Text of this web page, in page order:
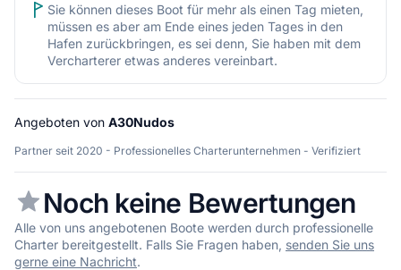
Sie können dieses Boot für mehr als einen Tag mieten,
müssen es aber am Ende eines jeden Tages in den
Hafen zurückbringen, es sei denn, Sie haben mit dem
Vercharterer etwas anderes vereinbart.
Angeboten von A30Nudos
Partner seit 2020 - Professionelles Charterunternehmen - Verifiziert
Noch keine Bewertungen
Alle von uns angebotenen Boote werden durch professionelle
Charter bereitgestellt. Falls Sie Fragen haben, senden Sie uns
gerne eine Nachricht.